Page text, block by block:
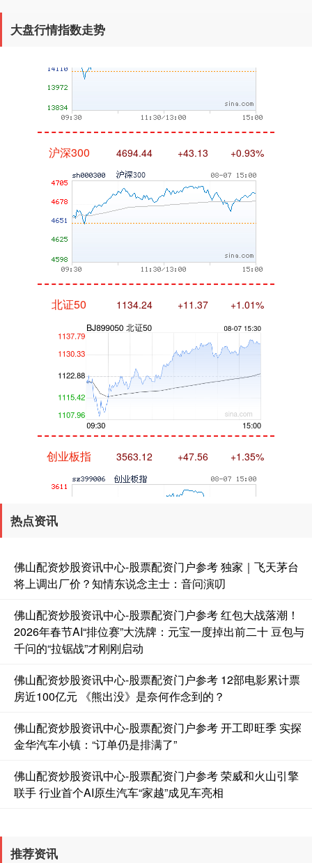
大盘行情指数走势
基金指数
国债指数 229.69
热点资讯
佛山配资炒股资讯中心-股票配资门户参考 独家｜飞天茅台
将上调出厂价？知情东说念主士：音问演叨
佛山配资炒股资讯中心-股票配资门户参考 红包大战落潮！
2026年春节AI“排位赛”大洗牌：元宝一度掉出前二十 豆包与
千问的“拉锯战”才刚刚启动
佛山配资炒股资讯中心-股票配资门户参考 12部电影累计票
房近100亿元 《熊出没》是奈何作念到的？
佛山配资炒股资讯中心-股票配资门户参考 开工即旺季 实探
金华汽车小镇：“订单仍是排满了”
佛山配资炒股资讯中心-股票配资门户参考 荣威和火山引擎
联手 行业首个AI原生汽车“家越”成见车亮相
推荐资讯